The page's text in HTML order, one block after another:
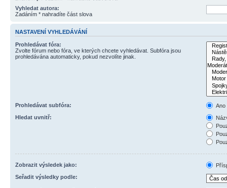
Vyhledat autora:
Zadáním * nahradíte část slova
NASTAVENÍ VYHLEDÁVÁNÍ
Prohledávat fóra:
Zvolte fórum nebo fóra, ve kterých chcete vyhledávat. Subfóra jsou
prohledávána automaticky, pokud nezvolíte jinak.
Prohledávat subfóra:
Ano
Hledat uvnitř:
Zobrazit výsledek jako:
Seřadit výsledky podle: